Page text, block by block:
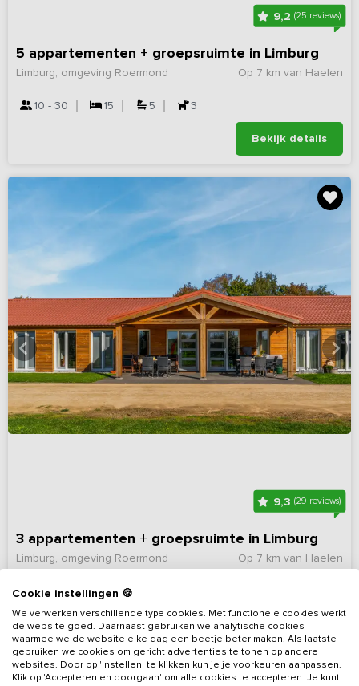
9,2 (25 reviews)
5 appartementen + groepsruimte in Limburg
Op 7 km van Haelen
Limburg, omgeving Roermond
10 - 30 15 5 3
Bekijk details
9,3 (29 reviews)
3 appartementen + groepsruimte in Limburg
Op 7 km van Haelen
Limburg, omgeving Roermond
8 - 18 9
Bekijk details
Cookie instellingen 🍪
We verwerken verschillende type cookies. Met functionele cookies werkt
de website goed. Daarnaast gebruiken we analytische cookies
waarmee we de website elke dag een beetje beter maken. Als laatste
gebruiken we cookies om gericht advertenties te tonen op andere
websites. Door op 'Instellen' te klikken kun je je voorkeuren aanpassen.
Klik op 'Accepteren en doorgaan' om alle cookies te accepteren. Je kunt